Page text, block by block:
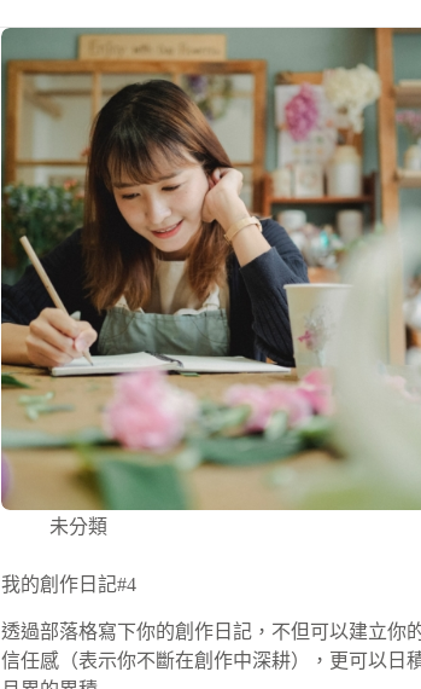
未分類
我的創作日記#4
透過部落格寫下你的創作日記，不但可以建立你
信任感（表示你不斷在創作中深耕），更可以日